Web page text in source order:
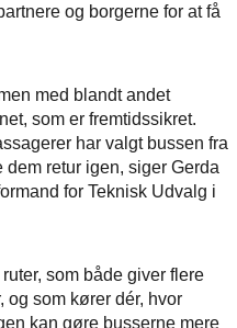
og borgerne for at få
med blandt andet
som er fremtidssikret.
har valgt bussen fra
retur igen, siger Gerda
for Teknisk Udvalg i
som både giver flere
og som kører dér, hvor
kan gøre busserne mere